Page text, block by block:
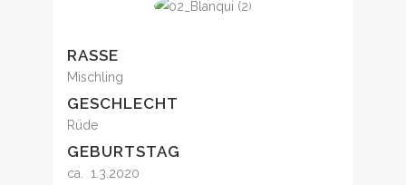
RASSE
Mischling
GESCHLECHT
Rüde
GEBURTSTAG
ca. 1.3.2020